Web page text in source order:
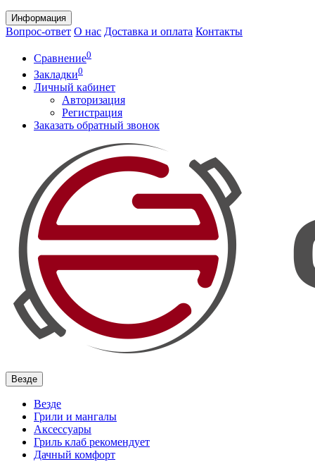
Информация
Вопрос-ответ О нас Доставка и оплата Контакты
Сравнение0
Закладки0
Личный кабинет
Авторизация
Регистрация
Заказать обратный звонок
Везде
Везде
Грили и мангалы
Аксессуары
Гриль клаб рекомендует
Дачный комфорт